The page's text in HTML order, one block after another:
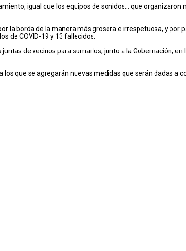
igual que los equipos de sonidos… que organizaron
la borda de la manera más grosera e irrespetuosa, y por
de COVID-19 y 13 fallecidos.
de vecinos para sumarlos, junto a la Gobernación, en
que se agregarán nuevas medidas que serán dadas a